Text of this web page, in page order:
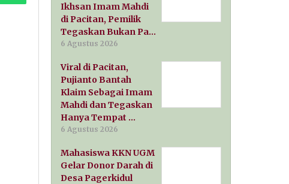
Ikhsan Imam Mahdi
di Pacitan, Pemilik
Tegaskan Bukan Pa…
6 Agustus 2026
Viral di Pacitan,
Pujianto Bantah
Klaim Sebagai Imam
Mahdi dan Tegaskan
Hanya Tempat …
6 Agustus 2026
Mahasiswa KKN UGM
Gelar Donor Darah di
Desa Pagerkidul